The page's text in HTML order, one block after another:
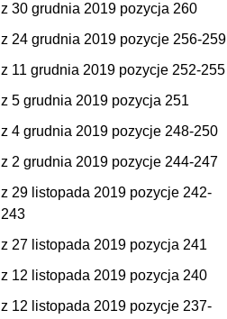
z 30 grudnia 2019 pozycja 260
z 24 grudnia 2019 pozycje 256-259
z 11 grudnia 2019 pozycje 252-255
z 5 grudnia 2019 pozycja 251
z 4 grudnia 2019 pozycje 248-250
z 2 grudnia 2019 pozycje 244-247
z 29 listopada 2019 pozycje 242-
243
z 27 listopada 2019 pozycja 241
z 12 listopada 2019 pozycja 240
z 12 listopada 2019 pozycje 237-